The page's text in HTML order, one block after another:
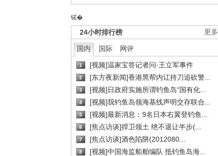
锘�
更多
24小时排行榜
国内 国际 网评
1 [视频]温家宝答记者问·王立军事件
2 [东方夜新闻]香港黑帮内讧持刀追砍警...
3 [视频]日政府实施所谓钓鱼岛“国有化...
4 [视频]我钓鱼岛领海基线声明交存联合...
5 [视频]最新消息：9名日本右翼登钓鱼...
6 [焦点访谈]捍卫领土 绝不退让半步(...
7 [焦点访谈]酒色陷阱(2012080...
8 [视频]中国海监船舶编队 抵钓鱼岛海...